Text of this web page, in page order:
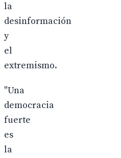
la
desinformación
y
el
extremismo.
"Una
democracia
fuerte
es
la